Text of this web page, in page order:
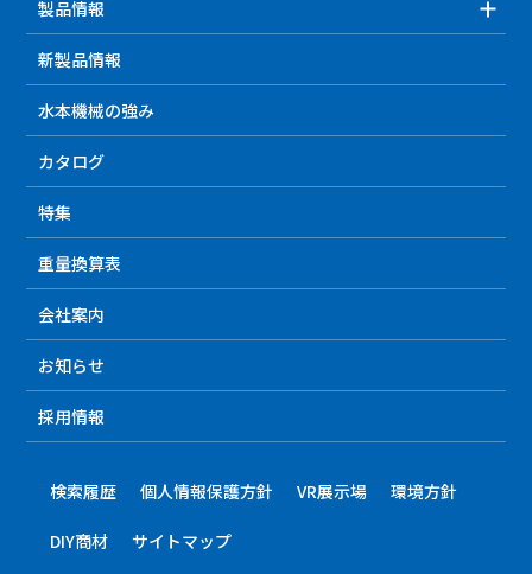
製品情報
新製品情報
水本機械の強み
カタログ
特集
重量換算表
会社案内
お知らせ
採用情報
検索履歴 個人情報保護方針 VR展示場 環境方針
DIY商材 サイトマップ